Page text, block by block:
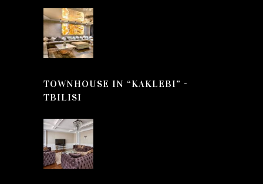
TOWNHOUSE IN “KAKLEBI” -
TBILISI